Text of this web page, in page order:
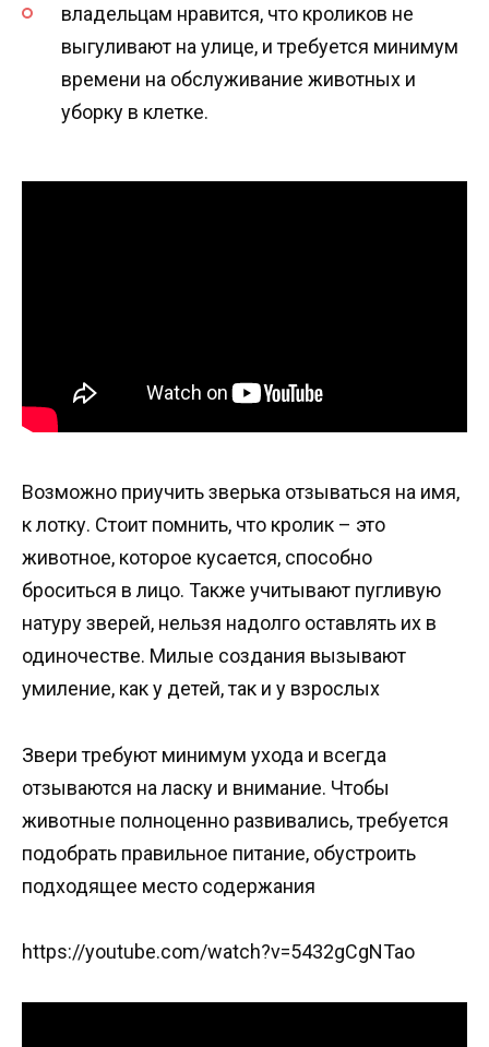
владельцам нравится, что кроликов не
выгуливают на улице, и требуется минимум
времени на обслуживание животных и
уборку в клетке.
Возможно приучить зверька отзываться на имя,
к лотку. Стоит помнить, что кролик – это
животное, которое кусается, способно
броситься в лицо. Также учитывают пугливую
натуру зверей, нельзя надолго оставлять их в
одиночестве. Милые создания вызывают
умиление, как у детей, так и у взрослых
Звери требуют минимум ухода и всегда
отзываются на ласку и внимание. Чтобы
животные полноценно развивались, требуется
подобрать правильное питание, обустроить
подходящее место содержания
https://youtube.com/watch?v=5432gCgNTao